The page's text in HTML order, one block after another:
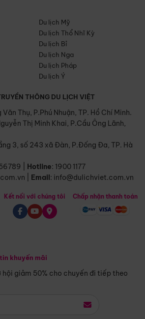
Du lịch Mỹ
Du lịch Thổ Nhĩ Kỳ
Du lịch Bỉ
Du lịch Nga
Du lịch Pháp
Du lịch Ý
THÔNG DU LỊCH VIỆT
Thụ, P.Phú Nhuận, TP. Hồ Chí Minh.
Thị Minh Khai, P.Cầu Ông Lãnh,
3, số 243 xã Đàn, P.Đống Đa, TP. Hà
Hotline: 1900 1177
Email: info@dulichviet.com.vn
khuyến mãi
giảm 50% cho chuyến đi tiếp theo
Kết nối với chúng tôi Chấp nhận thanh toán